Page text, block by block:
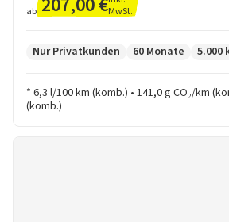
ab
MwSt.
Nur Privatkunden 60 Monate 5.000
* 6,3 l/100 km (komb.) • 141,0 g CO₂/km
(komb.)